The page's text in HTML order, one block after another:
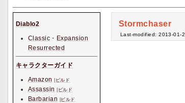
Stormchaser
Last-modified: 2013-01-
Diablo2
Classic ・ Expansion
Resurrected
キャラクターガイド
Amazon
ビルド
Assassin ビルド
Barbarian ビルド